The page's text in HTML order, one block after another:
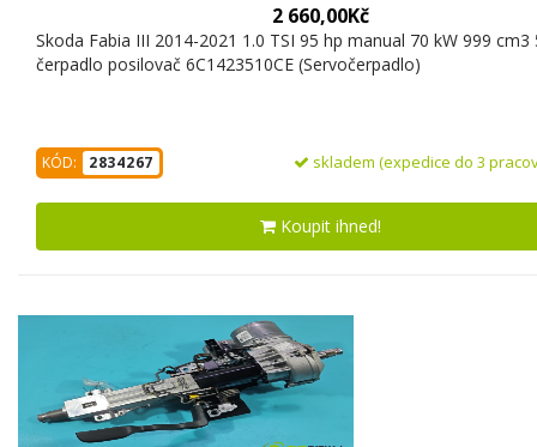
2 660,00Kč
Skoda Fabia III 2014-2021 1.0 TSI 95 hp manual 70 kW 999 cm3
čerpadlo posilovač 6C1423510CE (Servočerpadlo)
KÓD: 2834267 skladem (expedice do 3
Koupit ihned!